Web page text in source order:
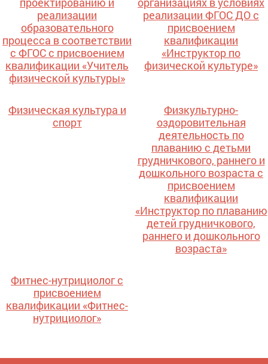
реализации
образовательного
процесса в соответствии
с ФГОС с присвоением
квалификации «Учитель
физической культуры»
реализации ФГОС ДО с
присвоением
квалификации
«Инструктор по
физической культуре»
Физическая культура и
спорт
Физкультурно-
оздоровительная
деятельность по
плаванию с детьми
грудничкового, раннего и
дошкольного возраста с
присвоением
квалификации
«Инструктор по плаванию
детей грудничкового,
раннего и дошкольного
возраста»
Фитнес-нутрициолог с
присвоением
квалификации «Фитнес-
нутрициолог»